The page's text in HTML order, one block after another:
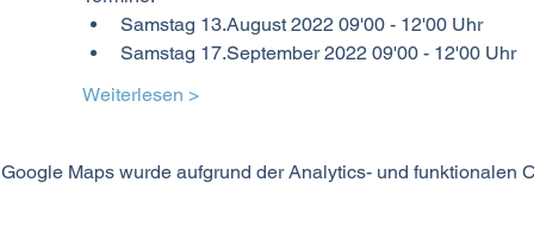
Samstag 13.August 2022 09'00 - 12'00 Uhr
Samstag 17.September 2022 09'00 - 12'00 Uhr
Weiterlesen >
Google Maps wurde aufgrund der Analytics- und funktionalen